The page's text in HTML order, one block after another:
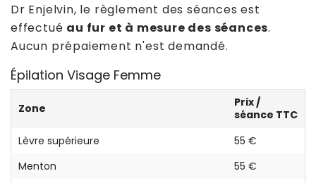
Dr Enjelvin, le règlement des séances est
effectué au fur et à mesure des séances.
Aucun prépaiement n'est demandé.
Épilation Visage Femme
Zone
Prix /
séance TTC
Lèvre supérieure
55 €
Menton
55 €